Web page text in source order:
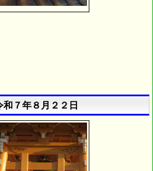
７年８月２２日